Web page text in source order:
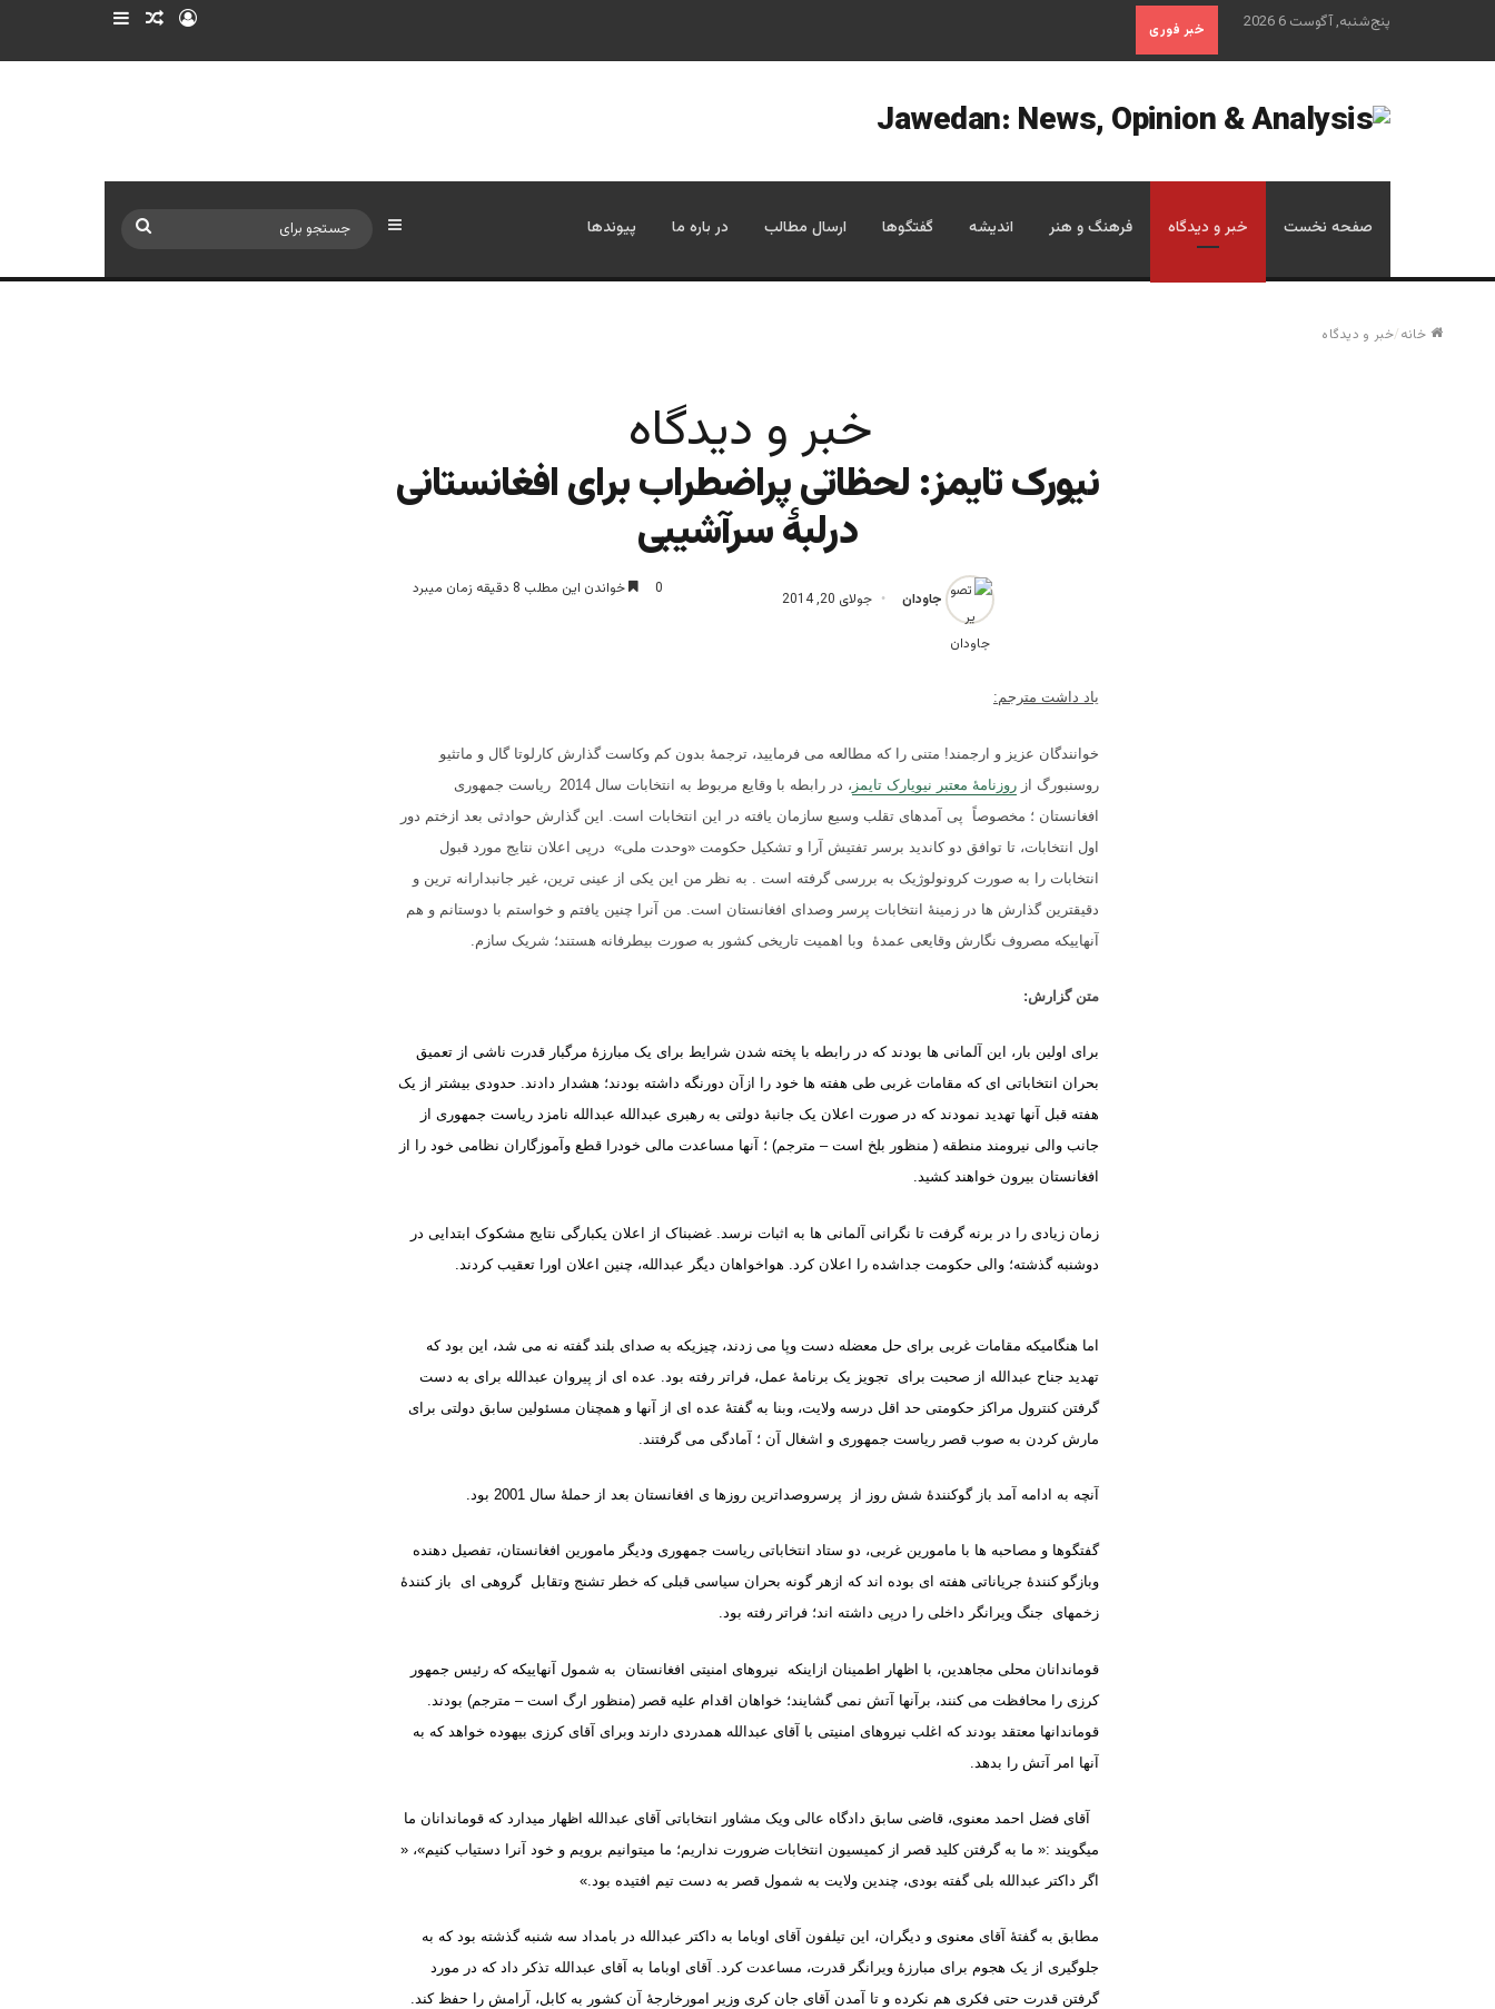
پنج‌شنبه, آگوست 6 2026 خبر فوری ورود نوشته تصادفی
صفحه نخست خبر و دیدگاه فرهنگ و هنر اندیشه گفتگوها ارسال مطالب در باره ما پیوندها سایدبار
خانه/خبر و دیدگاه
خبر و دیدگاه
نیورک تایمز: لحظاتی پراضطراب برای افغانستانی
درلبۀ سرآشیبی
جاودان جولای 20, 2014
0 خواندن این مطلب 8 دقیقه زمان میبرد
یاد داشت مترجم:
خوانندگان عزیز و ارجمند ! متنی را که مطالعه می فرمایید، ترجمۀ بدون کم وکاست گذارش کارلوتا گال و ماتثیو
روسنبورگ از روزنامۀ معتبر نیویارک تایمز
، در رابطه با وقایع مربوط به انتخابات سال 2014 ریاست جمهوری
افغانستان ؛ مخصوصاً پی آمدهای تقلب وسیع سازمان یافته در این انتخابات است. این گذارش حوادثی بعد ازختم دور
اول انتخابات، تا توافق دو کاندید برسر تفتیش آرا و تشکیل حکومت «وحدت ملی» درپی اعلان نتایج مورد قبول
انتخابات را به صورت کرونولوژیک به بررسی گرفته است . به نظر من این یکی از عینی ترین، غیر جانبدارانه ترین و
دقیقترین گذارش ها در زمینۀ انتخابات پرسر وصدای افغانستان است. من آنرا چنین یافتم و خواستم با دوستانم و هم
آنهاییکه مصروف نگارش وقایعی عمدۀ وبا اهمیت تاریخی کشور به صورت بیطرفانه هستند؛ شریک سازم
متن گزارش:
برای اولین بار، این آلمانی ها بودند که در رابطه با پخته شدن شرایط برای یک مبارزۀ مرگبار قدرت ناشی از تعمیق
بحران انتخاباتی ای که مقامات غربی طی هفته ها خود را ازآن دورنگه داشته بودند؛ هشدار دادند. حدودی بیشتر از یک
هفته قبل آنها تهدید نمودند که در صورت اعلان یک جانبۀ دولتی به رهبری عبدالله عبدالله نامزد ریاست جمهوری از
جانب والی نیرومند منطقه ( منظور بلخ است – مترجم) ؛ آنها مساعدت مالی خودرا قطع وآموزگاران نظامی خود را از
افغانستان بیرون خواهند کشید.
زمان زیادی را در برنه گرفت تا نگرانی آلمانی ها به اثبات نرسد. غضبناک از اعلان یکبارگی نتایج مشکوک ابتدایی در
دوشنبه گذشته؛ والی حکومت جداشده را اعلان کرد. هواخواهان دیگر عبدالله، چنین اعلان اورا تعقیب کردند
اما هنگامیکه مقامات غربی برای حل معضله دست وپا می زدند، چیزیکه به صدای بلند گفته نه می شد، این بود که
تهدید جناح عبدالله از صحبت برای تجویز یک برنامۀ عمل، فراتر رفته بود. عده ای از پیروان عبدالله برای به دست
گرفتن کنترول مراکز حکومتی حد اقل درسه ولایت، وبنا به گفتۀ عده ای از آنها و همچنان مسئولین سابق دولتی برای
مارش کردن به صوب قصر ریاست جمهوری و اشغال آن ؛ آمادگی می گرفتند
آنچه به ادامه آمد باز گوکنندۀ شش روز از پرسروصداترین روزها ی افغانستان بعد از حملۀ سال 2001 بود
گفتگوها و مصاحبه ها با مامورین غربی، دو ستاد انتخاباتی ریاست جمهوری ودیگر مامورین افغانستان، تفصیل دهنده
وبازگو کنندۀ جریاناتی هفته ای بوده اند که ازهر گونه بحران سیاسی قبلی که خطر تشنج وتقابل گروهی ای باز کنندۀ
زخمهای جنگ ویرانگر داخلی را درپی داشته اند؛ فراتر رفته بود.
قوماندانان محلی مجاهدین، با اظهار اطمینان ازاینکه نیروهای امنیتی افغانستان به شمول آنهاییکه که رئیس جمهور
کرزی را محافظت می کنند، برآنها آتش نمی گشایند؛ خواهان اقدام علیه قصر (منظور ارگ است – مترجم) بودند.
قوماندانها معتقد بودند که اغلب نیروهای امنیتی با آقای عبدالله همدردی دارند وبرای آقای کرزی بیهوده خواهد که به
آنها امر آتش را بدهد
آقای فضل احمد معنوی، قاضی سابق دادگاه عالی ویک مشاور انتخاباتی آقای عبدالله اظهار میدارد که قوماندانان ما
میگویند :« ما به گرفتن کلید قصر از کمیسیون انتخابات ضرورت نداریم؛ ما میتوانیم برویم و خود آنرا دستیاب کنیم»، «
اگر داکتر عبدالله بلی گفته بودی، چندین ولایت به شمول قصر به دست تیم افتیده بود.»
مطابق به گفتۀ آقای معنوی و دیگران، این تیلفون آقای اوباما به داکتر عبدالله در بامداد سه شنبه گذشته بود که به
جلوگیری از یک هجوم برای مبارزۀ ویرانگر قدرت، مساعدت کرد. آقای اوباما به آقای عبدالله تذکر داد که در مورد
گرفتن قدرت حتی فکری هم نکرده و تا آمدن آقای جان کری وزیر امورخارجۀ آن کشور به کابل، آرامش را حفظ کند.